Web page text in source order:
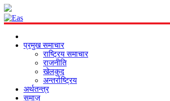
प्रमुख समाचार
राष्ट्रिय समाचार
राजनीति
खेलकुद
अन्तर्राष्ट्रिय
अर्थतन्त्र
समाज